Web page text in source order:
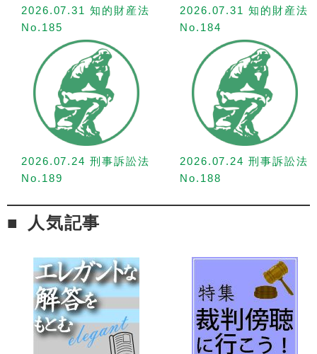
2026.07.31 知的財産法
No.185
2026.07.31 知的財産法
No.184
2026.07.24 刑事訴訟法
No.189
2026.07.24 刑事訴訟法
No.188
人気記事